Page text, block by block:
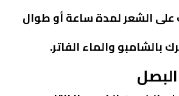
على الشعر لمدة ساعة أو طوال
والماء الفاتر.